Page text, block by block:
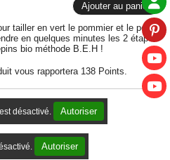
Ajouter au panier
tailler en vert le pommier et le poirier.
en quelques minutes les 2 étapes
bio méthode B.E.H !
vous rapportera 138 Points.
désactivé. Autoriser
Autoriser